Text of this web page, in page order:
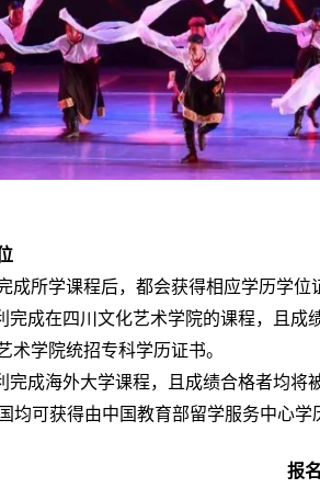
成所学课程后，都会获得相应学历学位
完成在四川文化艺术学院的课程，且成
术学院统招专科学历证书。
完成海外大学课程，且成绩合格者均将
均可获得由中国教育部留学服务中心学
报